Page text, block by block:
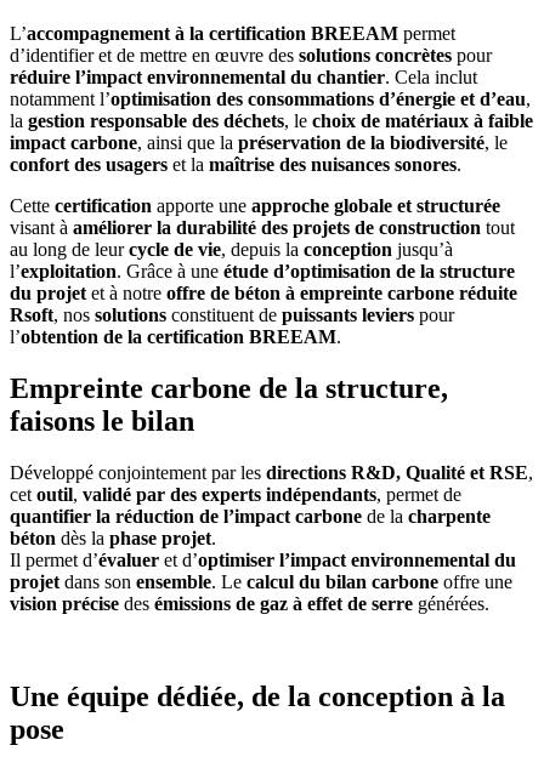
L’accompagnement à la certification BREEAM permet
d’identifier et de mettre en œuvre des solutions concrètes pour
réduire l’impact environnemental du chantier. Cela inclut
notamment l’optimisation des consommations d’énergie et d’eau,
la gestion responsable des déchets, le choix de matériaux à faible
impact carbone, ainsi que la préservation de la biodiversité, le
confort des usagers et la maîtrise des nuisances sonores.
Cette certification apporte une approche globale et structurée
visant à améliorer la durabilité des projets de construction tout
au long de leurcycle de vie, depuis la conception jusqu’à
l’exploitation. Grâce à une étude d’optimisation de la structure
du projet et à notre offre de béton à empreinte carbone réduite
Rsoft, nos solutions constituent de puissants leviers pour
l’obtention de la certification BREEAM.
Empreinte carbone de la structure,
faisons le bilan
Développé conjointement par les directions R&D, Qualité et RSE,
cet outil, validé par des experts indépendants, permet de
quantifier la réduction de l’impact carbone de la charpente
béton dès la phase projet.
Il permet d’évaluer et d’optimiser l’impact environnemental du
projet dans son ensemble. Le calcul du bilan carbone offre une
vision précise des émissions de gaz à effet de serre générées.
Une équipe dédiée, de la conception à la
pose